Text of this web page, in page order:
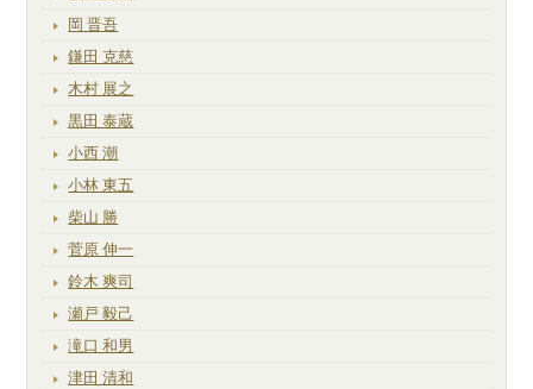
岡 晋吾
鎌田 克慈
木村 展之
黒田 泰蔵
小西 潮
小林 東五
柴山 勝
菅原 伸一
鈴木 爽司
瀬戸 毅己
滝口 和男
津田 清和